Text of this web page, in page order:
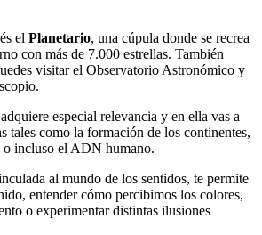
el Planetario, una cúpula donde se recrea
con más de 7.000 estrellas. También
visitar el Observatorio Astronómico y
adquiere especial relevancia y en ella vas a
tales como la formación de los continentes,
incluso el ADN humano.
al mundo de los sentidos, te permite
entender cómo percibimos los colores,
o experimentar distintas ilusiones